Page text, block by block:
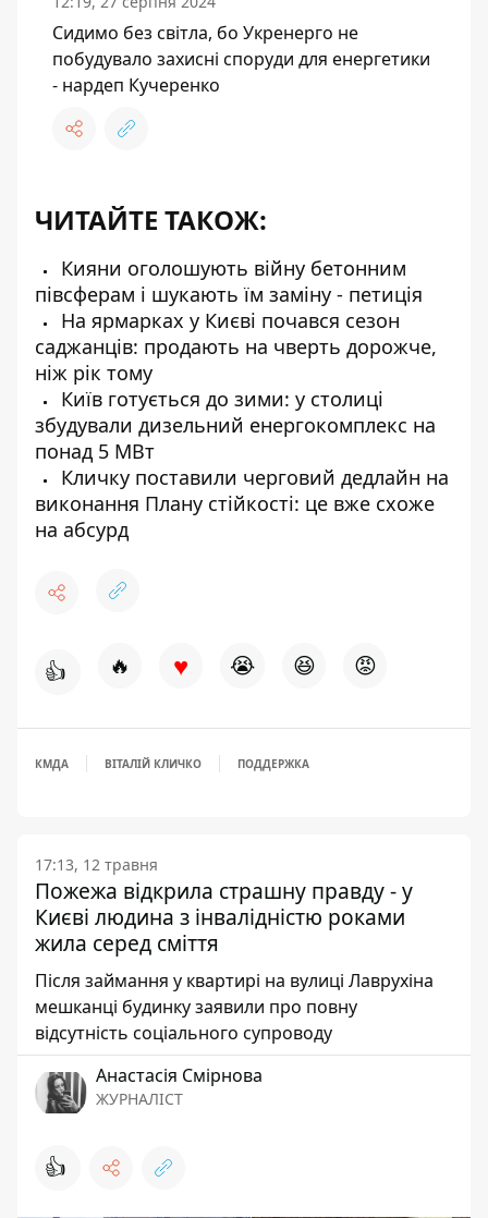
Сидимо без світла, бо Укренерго не
побудувало захисні споруди для енергетики
- нардеп Кучеренко
ЧИТАЙТЕ ТАКОЖ:
Кияни оголошують війну бетонним
півсферам і шукають їм заміну - петиція
На ярмарках у Києві почався сезон
саджанців: продають на чверть дорожче,
ніж рік тому
Київ готується до зими: у столиці
збудували дизельний енергокомплекс на
понад 5 МВт
Кличку поставили черговий дедлайн на
виконання Плану стійкості: це вже схоже
на абсурд
👍 🔥 ♥ 😭 😆 😡
КМДА ВІТАЛІЙ КЛИЧКО ПОДДЕРЖКА
17:13, 12 травня
Пожежа відкрила страшну правду - у
Києві людина з інвалідністю роками
жила серед сміття
Після займання у квартирі на вулиці Лаврухіна
мешканці будинку заявили про повну
відсутність соціального супроводу
Анастасія Смірнова
ЖУРНАЛІСТ
👍